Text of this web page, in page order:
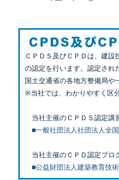
ＣＰＤＳ及びＣＰＤは、建
の認定を行います。認定され
国土交通省の各地方整備局や
※当社では、わかりやすく区
当社主催のＣＰＤＳ認定講
■一般社団法人社団法人全
当社主催のＣＰＤ認定プロ
■公益財団法人建築教育技